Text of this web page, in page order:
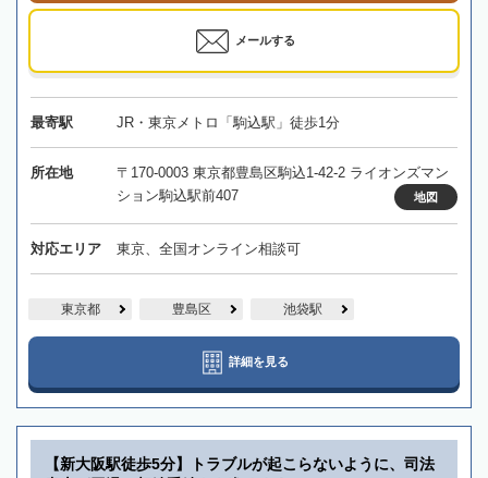
メールする
最寄駅 JR・東京メトロ「駒込駅」徒歩1分
所在地
〒170-0003 東京都豊島区駒込1-42-2 ライオンズマン
ション駒込駅前407
地図
対応エリア 東京、全国オンライン相談可
東京都 豊島区 池袋駅
詳細を見る
【新大阪駅徒歩5分】トラブルが起こらないように、司法